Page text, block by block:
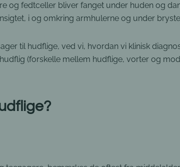
og fedtceller bliver fanget under huden og
i og omkring armhulerne og under
til hudflige, ved vi, hvordan vi klinisk
(forskelle mellem hudflige, vorter og